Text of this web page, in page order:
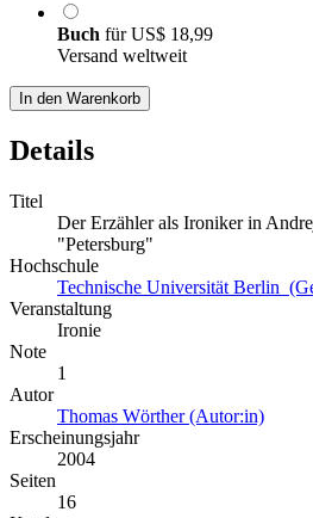
Buch fürUS$ 18,99
Versand weltweit
In den Warenkorb
Details
Titel
Der Erzähler als Ironiker in
"Petersburg"
Hochschule
Technische Universität Berlin
Veranstaltung
Ironie
Note
1
Autor
Thomas Wörther (Autor:in)
Erscheinungsjahr
2004
Seiten
16